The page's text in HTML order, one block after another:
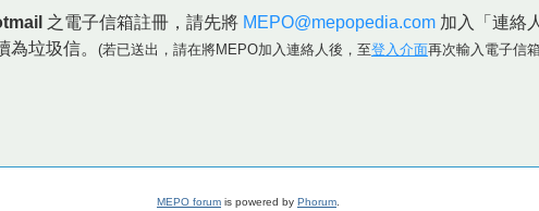
之電子信箱註冊，請先將 MEPO@mepopedia.com 加入「連絡
為垃圾信。 (若已送出，請在將MEPO加入連絡人後，至登入介面再次輸入電子信
MEPO forum is powered by Phorum